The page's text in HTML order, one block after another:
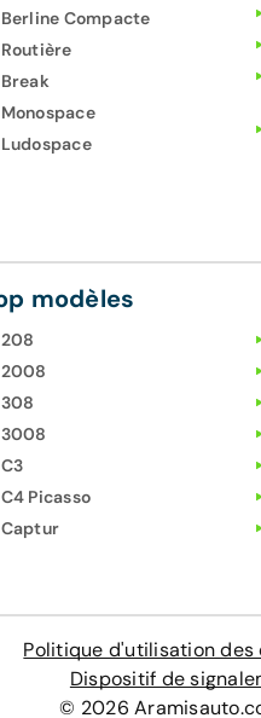
Berline Compacte
Routière
Break
Monospace
Ludospace
modèles
208
2008
308
3008
C3
C4 Picasso
Captur
Politique d'utilisation des
Dispositif de
© 2026